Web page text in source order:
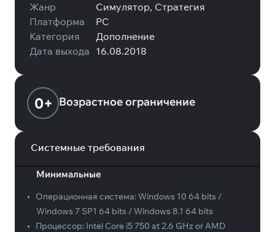
Жанр
Симулятор, Стратегия
Платформа
PC
Категория
Дополнение
Дата выхода 16.08.2018
0+ Возрастное ограничение
Системные требования
Минимальные
• Операционная система:Windows 10 64 bits /
Windows 7 SP1 64 bits / Windows 8.1 64 bits
•
Процессор: Intel Core i5 750 at 2.6 GHz or AMD